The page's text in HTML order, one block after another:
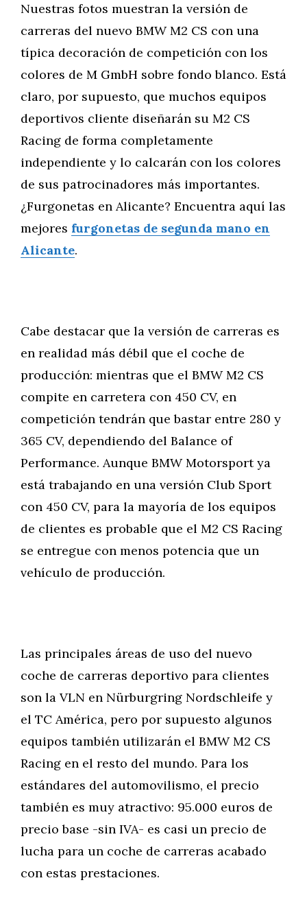
Nuestras fotos muestran la versión de
carreras del nuevo BMW M2 CS con una
típica decoración de competición con los
colores de M GmbH sobre fondo blanco. Está
claro, por supuesto, que muchos equipos
deportivos cliente diseñarán su M2 CS
Racing de forma completamente
independiente y lo calcarán con los colores
de sus patrocinadores más importantes.
¿Furgonetas en Alicante? Encuentra aquí las
mejores furgonetas de segunda mano en
Alicante.
Cabe destacar que la versión de carreras es
en realidad más débil que el coche de
producción: mientras que el BMW M2 CS
compite en carretera con 450 CV, en
competición tendrán que bastar entre 280 y
365 CV, dependiendo del Balance of
Performance. Aunque BMW Motorsport ya
está trabajando en una versión Club Sport
con 450 CV, para la mayoría de los equipos
de clientes es probable que el M2 CS Racing
se entregue con menos potencia que un
vehículo de producción.
Las principales áreas de uso del nuevo
coche de carreras deportivo para clientes
son la VLN en Nürburgring Nordschleife y
el TC América, pero por supuesto algunos
equipos también utilizarán el BMW M2 CS
Racing en el resto del mundo. Para los
estándares del automovilismo, el precio
también es muy atractivo: 95.000 euros de
precio base -sin IVA- es casi un precio de
lucha para un coche de carreras acabado
con estas prestaciones.